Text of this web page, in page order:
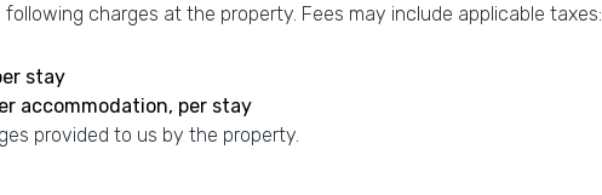
charges at the property. Fees may include applicable taxes:
stay
accommodation, per stay
provided to us by the property.